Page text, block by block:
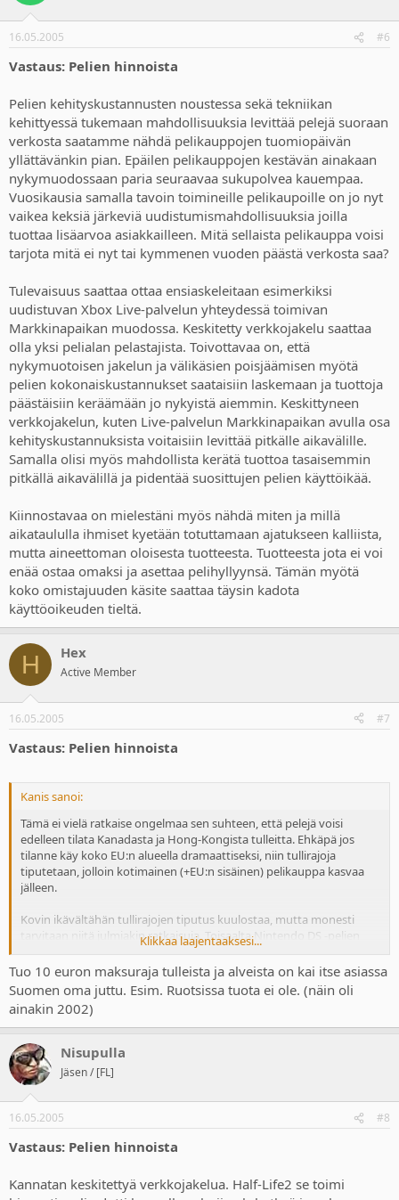
16.05.2005 #6
Vastaus: Pelien hinnoista
Pelien kehityskustannusten noustessa sekä tekniikan
kehittyessä tukemaan mahdollisuuksia levittää pelejä suoraan
verkosta saatamme nähdä pelikauppojen tuomiopäivän
yllättävänkin pian. Epäilen pelikauppojen kestävän ainakaan
nykymuodossaan paria seuraavaa sukupolvea kauempaa.
Vuosikausia samalla tavoin toimineille pelikaupoille on jo nyt
vaikea keksiä järkeviä uudistumismahdollisuuksia joilla
tuottaa lisäarvoa asiakkailleen. Mitä sellaista pelikauppa voisi
tarjota mitä ei nyt tai kymmenen vuoden päästä verkosta saa?
Tulevaisuus saattaa ottaa ensiaskeleitaan esimerkiksi
uudistuvan Xbox Live-palvelun yhteydessä toimivan
Markkinapaikan muodossa. Keskitetty verkkojakelu saattaa
olla yksi pelialan pelastajista. Toivottavaa on, että
nykymuotoisen jakelun ja välikäsien poisjäämisen myötä
pelien kokonaiskustannukset saataisiin laskemaan ja tuottoja
päästäisiin keräämään jo nykyistä aiemmin. Keskittyneen
verkkojakelun, kuten Live-palvelun Markkinapaikan avulla osa
kehityskustannuksista voitaisiin levittää pitkälle aikavälille.
Samalla olisi myös mahdollista kerätä tuottoa tasaisemmin
pitkällä aikavälillä ja pidentää suosittujen pelien käyttöikää.
Kiinnostavaa on mielestäni myös nähdä miten ja millä
aikataululla ihmiset kyetään totuttamaan ajatukseen kalliista,
mutta aineettoman oloisesta tuotteesta. Tuotteesta jota ei voi
enää ostaa omaksi ja asettaa pelihyllyynsä. Tämän myötä
koko omistajuuden käsite saattaa täysin kadota
käyttöoikeuden tieltä.
H Hex
Active Member
16.05.2005 #7
Vastaus: Pelien hinnoista
Kanis sanoi:
Tämä ei vielä ratkaise ongelmaa sen suhteen, että pelejä voisi
edelleen tilata Kanadasta ja Hong-Kongista tulleitta. Ehkäpä jos
tilanne käy koko EU:n alueella dramaattiseksi, niin tullirajoja
tiputetaan, jolloin kotimainen (+EU:n sisäinen) pelikauppa kasvaa
jälleen.
Kovin ikävältähän tullirajojen tiputus kuulostaa, mutta monesti
tarvitaan niitä julmiakin ratkaisuja. Toisaalta Nintendo DS -pelien
kohdalla hinnat tuntuvat olevan ainakin suunnilleen samalla tasolla
ympäri maailmaa, minkä voisi kuvitella lisäävän kysyntää
kotimaisilla markkinoilla.
Klikkaa laajentaaksesi...
Tuo 10 euron maksuraja tulleista ja alveista on kai itse asiassa
Suomen oma juttu. Esim. Ruotsissa tuota ei ole. (näin oli
ainakin 2002)
Nisupulla
Jäsen / [FL]
16.05.2005 #8
Vastaus: Pelien hinnoista
Kannatan keskitettyä verkkojakelua. Half-Life2 se toimi